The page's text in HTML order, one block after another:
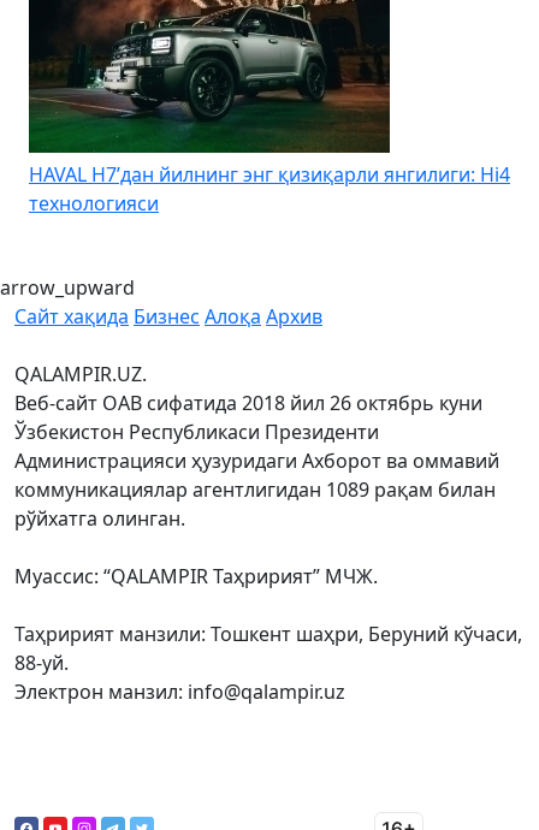
HAVAL H7’дан йилнинг энг қизиқарли янгилиги: Hi4
технологияси
arrow_upward
Сайт хақида Бизнес Алоқа Архив
QALAMPIR.UZ.
Веб-сайт ОАВ сифатида 2018 йил 26 октябрь куни
Ўзбекистон Республикаси Президенти
Администрацияси ҳузуридаги Ахборот ва оммавий
коммуникациялар агентлигидан 1089 рақам билан
рўйхатга олинган.
Муассис: “QALAMPIR Таҳририят” МЧЖ.
Таҳририят манзили: Тошкент шаҳри, Беруний кўчаси,
88-уй.
Электрон манзил: info@qalampir.uz